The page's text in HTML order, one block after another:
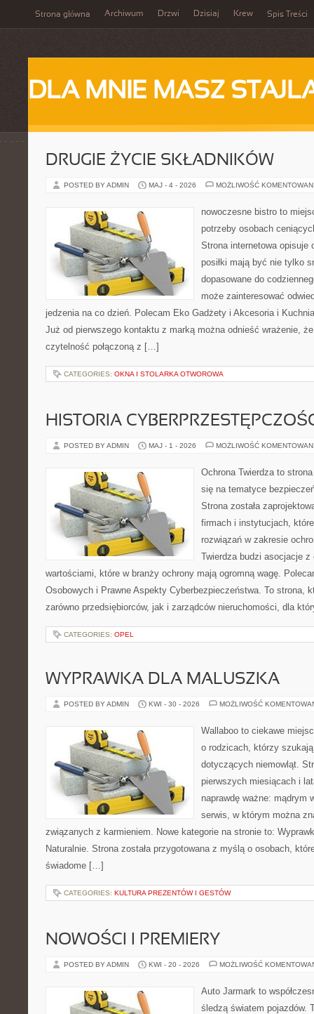
Strona główna Archiwum Drzwi Dzisiaj Krew Spis Treści
DLA MNIE MASZ
DRUGIE ŻYCIE SKŁADNIKÓW
POSTED BY ADMIN MAJ - 4 - 2026 MOŻLIWOŚĆ
nowoczesne bistro to
potrzeby osobach
Strona internetowa opisuje
posiłki mają być nie tylko
dopasowane do
może zainteresować
jedzenia na co dzień. Polecam Eko Gadżety i Akcesoria i
Już od pierwszego kontaktu z marką można odnieść wrażenie,
czytelność połączoną z […]
CATEGORIES: OKNA I STOLARKA OTWOROWA
HISTORIA
POSTED BY ADMIN MAJ - 1 - 2026 MOŻLIWOŚĆ
Ochrona Twierdza to
się na tematyce
Strona została
firmach i instytucjach,
rozwiązań w zakresie
Twierdza budzi asocjacje
wartościami, które w branży ochrony mają ogromną wagę.
Osobowych i Prawne Aspekty Cyberbezpieczeństwa. To strona,
zarówno przedsiębiorców, jak i zarządców nieruchomości, dla
CATEGORIES: OPEL
WYPRAWKA DLA MALUSZKA
POSTED BY ADMIN KWI - 30 - 2026 MOŻLIWOŚĆ
Wallaboo to ciekawe
o rodzicach, którzy
dotyczących niemowląt.
pierwszych miesiącach i
naprawdę ważne: mądrym
serwis, w którym można
związanych z karmieniem. Nowe kategorie na stronie to:
Naturalnie. Strona została przygotowana z myślą o osobach,
świadome […]
CATEGORIES: KULTURA PREZENTÓW I GESTÓW
NOWOŚCI I PREMIERY
POSTED BY ADMIN KWI - 20 - 2026 MOŻLIWOŚĆ
Auto Jarmark to
śledzą światem pojazdów.